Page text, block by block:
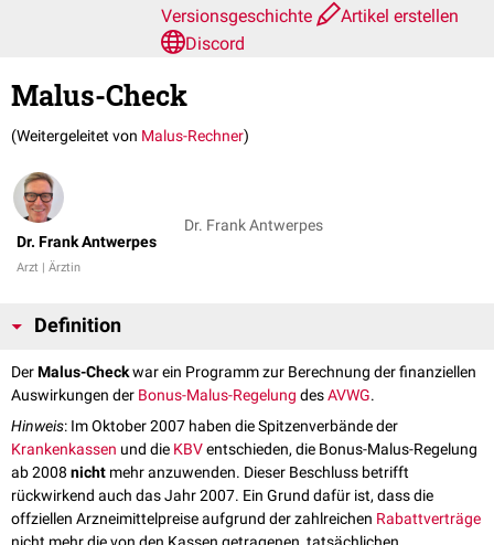
Versionsgeschichte
Artikel erstellen
Discord
Malus-Check
(Weitergeleitet von Malus-Rechner)
Dr. Frank Antwerpes
Arzt | Ärztin
Dr. Frank Antwerpes
Definition
DerMalus-Checkwar ein Programm zur Berechnung der finanziellen
Auswirkungen der Bonus-Malus-Regelung desAVWG.
Hinweis: Im Oktober 2007 haben die Spitzenverbände der
Krankenkassen und die KBVentschieden, die Bonus-Malus-Regelung
ab 2008 nicht mehr anzuwenden. Dieser Beschluss betrifft
rückwirkend auch das Jahr 2007. Ein Grund dafür ist, dass die
offziellen Arzneimittelpreise aufgrund der zahlreichen Rabattverträge